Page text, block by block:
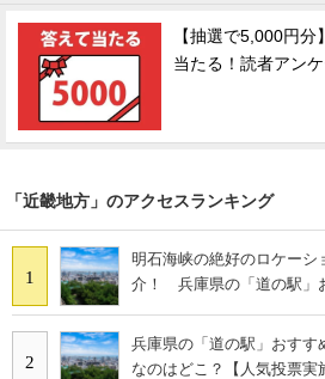
【抽選で5,000円
当たる！読者アン
「近畿地方」のアクセスランキング
1
明石海峡の絶好のロケーシ
介！ 兵庫県の「道の駅」
2
兵庫県の「道の駅」おす
なのはどこ？【人気投票実